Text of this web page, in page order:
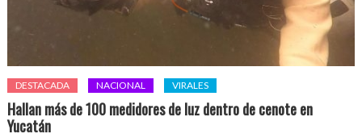
DESTACADA NACIONAL VIRALES
Hallan más de 100 medidores de luz dentro de cenote en
Yucatán